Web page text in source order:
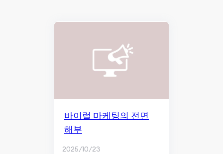
바이럴 마케팅의 전면
해부
2025/10/23